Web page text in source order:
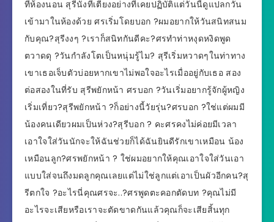
ที่ห้องนอน สุรีนั่งที่เตียงอย่างที่เคยปฏิบัติแต่วันนี้ดูแปลกวัน
เข้ามาในห้องด้วย ศรเริ่มโดยบอก ?ผมอยากให้วันสนิทสนม
กับคุณ?สุรีงงๆ ?เราก็สนิทกันดีคะ?ศรทำท่าหงุดหงิดพูด
ตวาดดุ ?วันกำลังโตเป็นหนุ่มรู้ไม? สุรีเริ่มหวาดๆในท่าทาง
เขาเธอเจ็บตัวบ่อยหากเขาไม่พอใจอะไรเมื่ออยู่กับเธอ สอง
ต่อสองในที่รับ สุรีพยักหน้า ศรบอก ?วันเริ่มอยากรู้จักผู้หญิง
เริ่มเที่ยว?สุรีพยักหน้า ?ก็อย่างนี้วัยรุ่น?ศรบอก ?ใช่แต่ผมมี
น้องคนเดียวผมเป็นห่วง?สุรีบอก ? คะศรคงไม่ค่อยมีเวลา
เอาใจใส่วันนักจะให้ฉันช่วยก็ได้ฉันยินดีรักเขาเหมือน น้อง
เหมือนลูก?ศรพยักหน้า ? ใช่ผมอยากให้คุณเอาใจใส่วันเอา
แบบใส่จนถึงมดลูกคุณเลยแต่ไม่ใช่ลูกแต่เอาเป็นผัวอีกคน?สุ
รีตกใจ ?อะไรนี่คุณศรจะ..?ศรพูดตะคอกตัดบท ?คุณไม่มี
อะไรจะเสียหรือเราจะตัดขาดกันแล้วคุณก็จะเสียสิ้นทุก